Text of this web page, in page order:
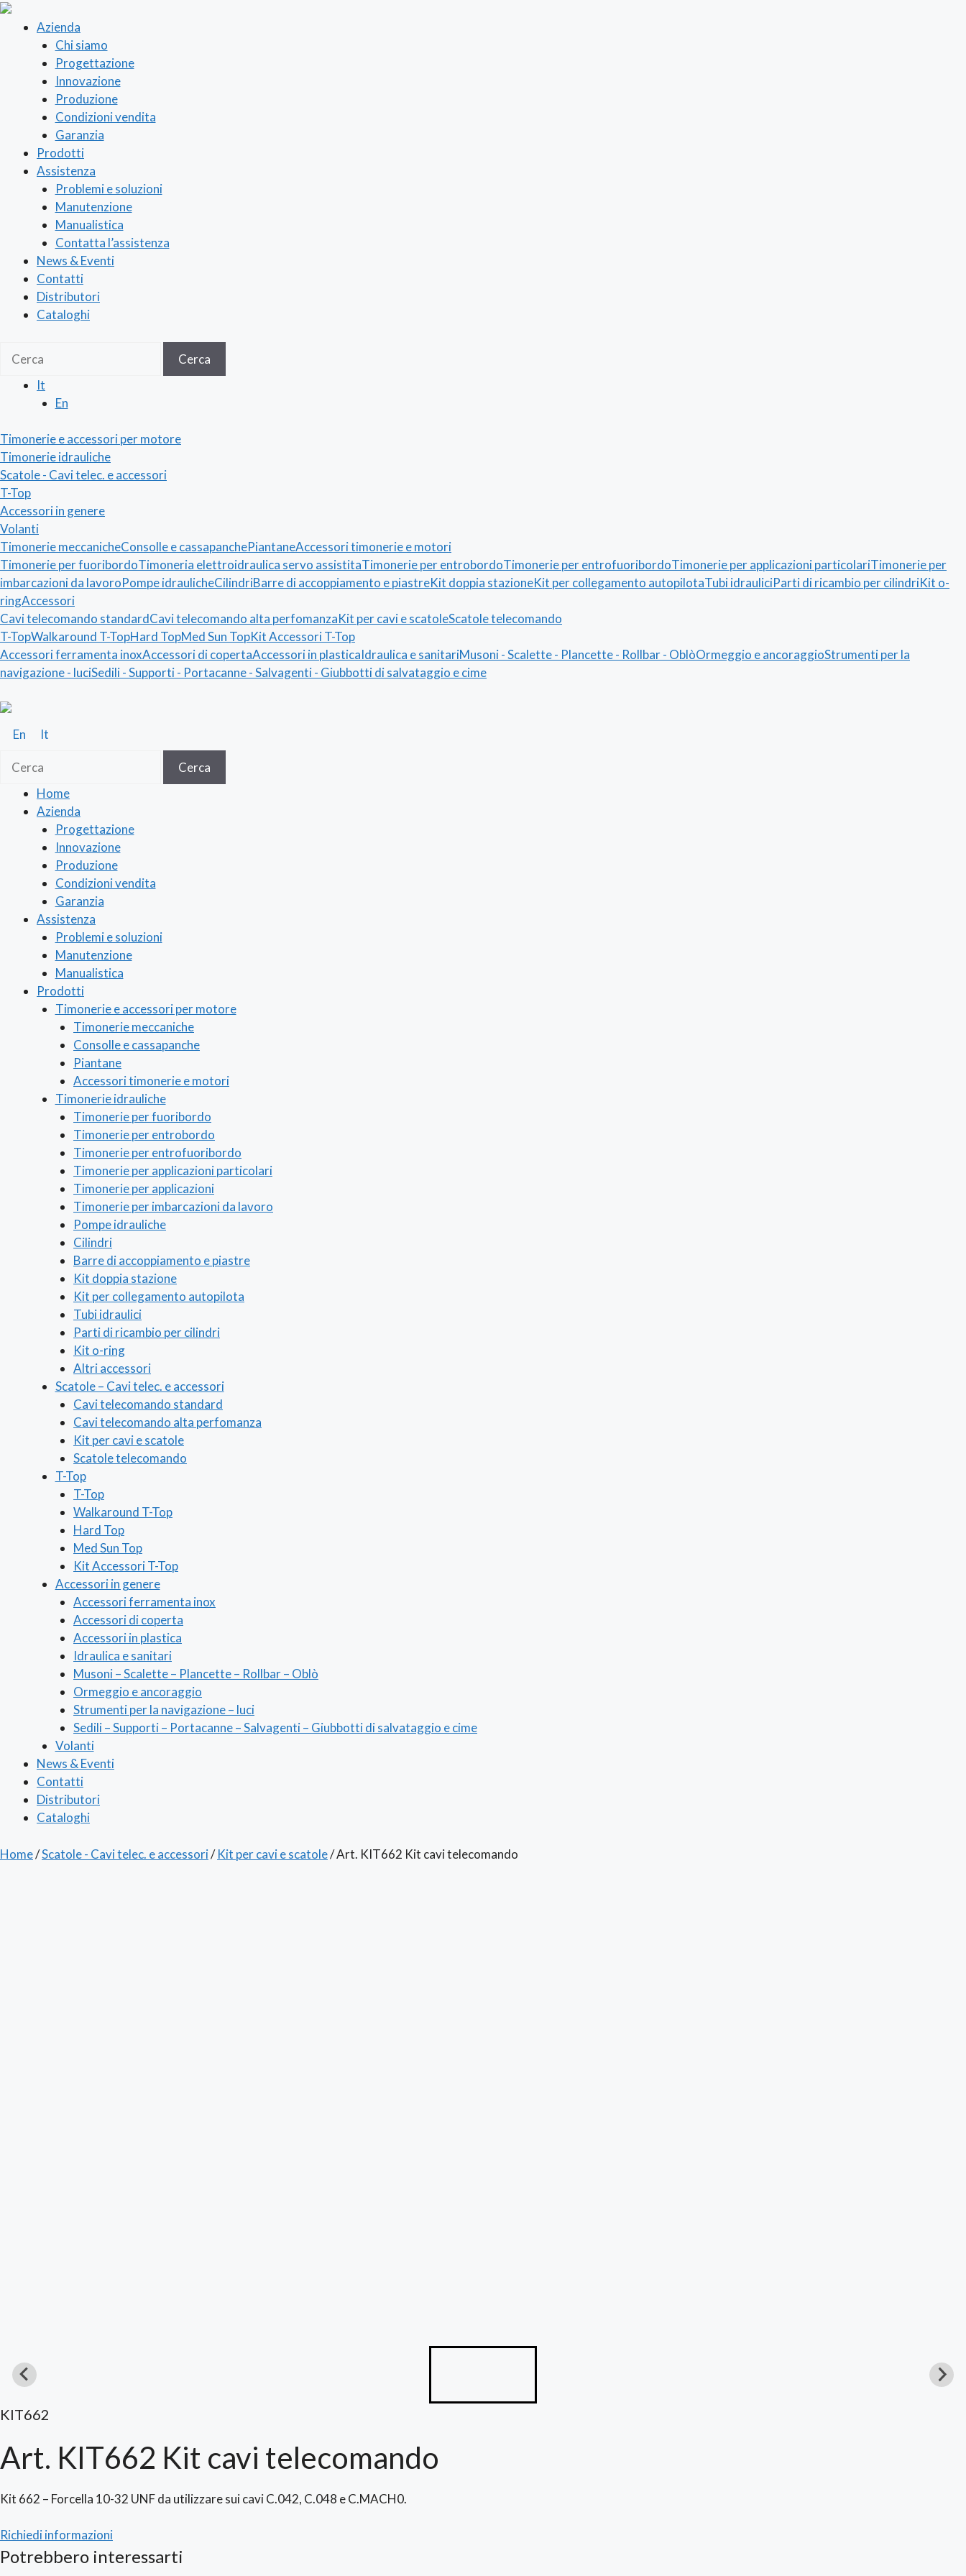
Azienda
Chi siamo
Progettazione
Innovazione
Produzione
Condizioni vendita
Garanzia
Prodotti
Assistenza
Problemi e soluzioni
Manutenzione
Manualistica
Contatta l’assistenza
News & Eventi
Contatti
Distributori
Cataloghi
Cerca
It
En
Timonerie e accessori per motore
Timonerie idrauliche
Scatole - Cavi telec. e accessori
T-Top
Accessori in genere
Volanti
Timonerie meccanicheConsolle e cassapanchePiantaneAccessori timonerie e motori
Timonerie per fuoribordoTimoneria elettroidraulica servo assistitaTimonerie per entrobordoTimonerie per entrofuoribordoTimonerie per applicazioni particolariTimonerie per
imbarcazioni da lavoroPompe idraulicheCilindriBarre di accoppiamento e piastreKit doppia stazioneKit per collegamento autopilotaTubi idrauliciParti di ricambio per cilindriKit o-
ringAccessori
Cavi telecomando standardCavi telecomando alta perfomanzaKit per cavi e scatoleScatole telecomando
T-TopWalkaround T-TopHard TopMed Sun TopKit Accessori T-Top
Accessori ferramenta inoxAccessori di copertaAccessori in plasticaIdraulica e sanitariMusoni - Scalette - Plancette - Rollbar - OblòOrmeggio e ancoraggioStrumenti per la
navigazione - luciSedili - Supporti - Portacanne - Salvagenti - Giubbotti di salvataggio e cime
En
It
Cerca
Home
Azienda
Progettazione
Innovazione
Produzione
Condizioni vendita
Garanzia
Assistenza
Problemi e soluzioni
Manutenzione
Manualistica
Prodotti
Timonerie e accessori per motore
Timonerie meccaniche
Consolle e cassapanche
Piantane
Accessori timonerie e motori
Timonerie idrauliche
Timonerie per fuoribordo
Timonerie per entrobordo
Timonerie per entrofuoribordo
Timonerie per applicazioni particolari
Timonerie per applicazioni
Timonerie per imbarcazioni da lavoro
Pompe idrauliche
Cilindri
Barre di accoppiamento e piastre
Kit doppia stazione
Kit per collegamento autopilota
Tubi idraulici
Parti di ricambio per cilindri
Kit o-ring
Altri accessori
Scatole – Cavi telec. e accessori
Cavi telecomando standard
Cavi telecomando alta perfomanza
Kit per cavi e scatole
Scatole telecomando
T-Top
T-Top
Walkaround T-Top
Hard Top
Med Sun Top
Kit Accessori T-Top
Accessori in genere
Accessori ferramenta inox
Accessori di coperta
Accessori in plastica
Idraulica e sanitari
Musoni – Scalette – Plancette – Rollbar – Oblò
Ormeggio e ancoraggio
Strumenti per la navigazione – luci
Sedili – Supporti – Portacanne – Salvagenti – Giubbotti di salvataggio e cime
Volanti
News & Eventi
Contatti
Distributori
Cataloghi
Home/Scatole - Cavi telec. e accessori/ Kit per cavi e scatole/Art. KIT662 Kit cavi telecomando
KIT662
Art. KIT662 Kit cavi telecomando
Kit 662 – Forcella 10-32 UNF da utilizzare sui cavi C.042, C.048 e C.MACH0.
Richiedi informazioni
Potrebbero interessarti